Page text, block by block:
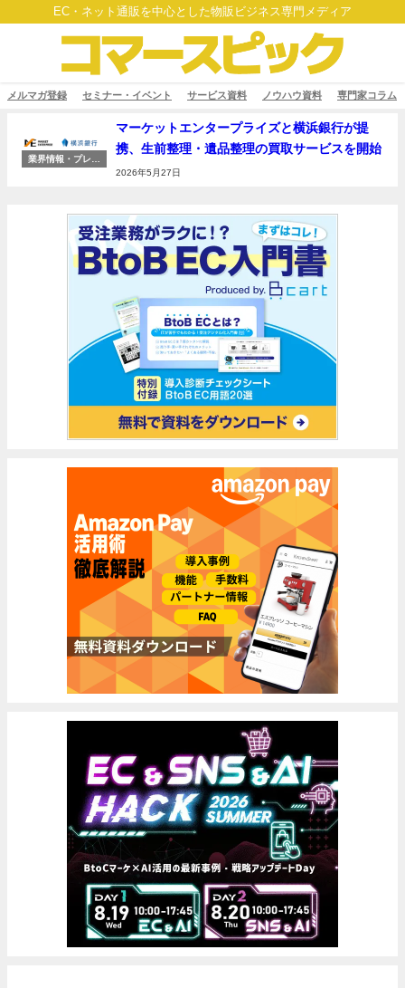
EC・ネット通販を中心とした物販ビジネス専門メディア
メルマガ登録 セミナー・イベント サービス資料 ノウハウ資料 専門家コラム
業界情報・プレス
マーケットエンタープライズと横浜銀行が提
携、生前整理・遺品整理の買取サービスを開始
2026年5月27日